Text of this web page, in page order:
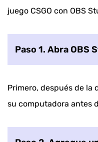
juego CSGO con OBS
Paso 1. Abra OBS
Primero, después de la
su computadora antes